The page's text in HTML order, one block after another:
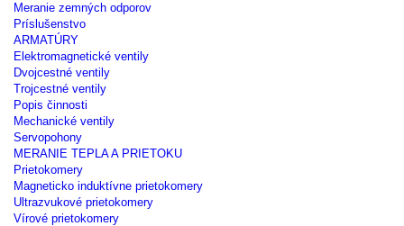
Meranie zemných odporov
Príslušenstvo
ARMATÚRY
Elektromagnetické ventily
Dvojcestné ventily
Trojcestné ventily
Popis činnosti
Mechanické ventily
Servopohony
MERANIE TEPLA A PRIETOKU
Prietokomery
Magneticko induktívne prietokomery
Ultrazvukové prietokomery
Vírové prietokomery